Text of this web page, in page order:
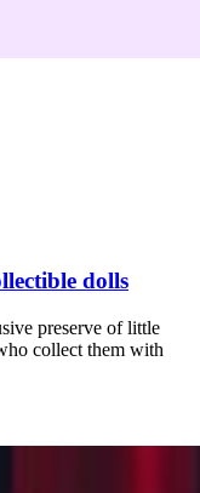
dolls
preserve of little
collect them with